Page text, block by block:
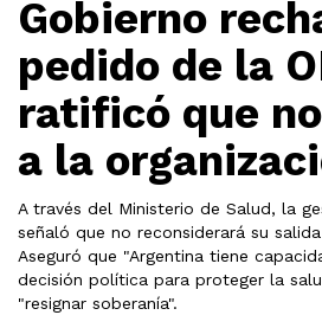
Gobierno
pedido de la
ratificó que
a la
A través del Ministerio de Salud, la
señaló que no reconsiderará su
Aseguró que "Argentina tiene
decisión política para proteger la
"resignar soberanía".